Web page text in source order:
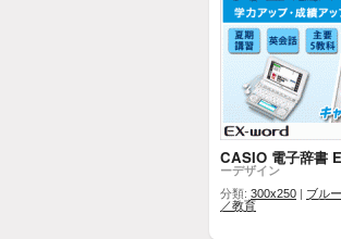
CASIO 電子辞書
ーデザイン
分類: 300x250 | ブルー
／教育